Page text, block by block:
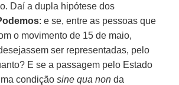
Daí a dupla hipótese dos
: e se, entre as pessoas que
o movimento de 15 de maio,
ser representadas, pelo
E se a passagem pelo Estado
condiçãosine qua nonda